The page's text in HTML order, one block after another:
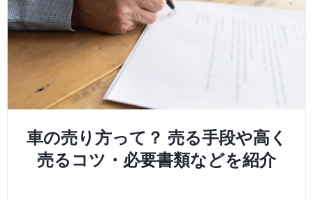
車の売り方って？ 売る手段や高く
売るコツ・必要書類などを紹介